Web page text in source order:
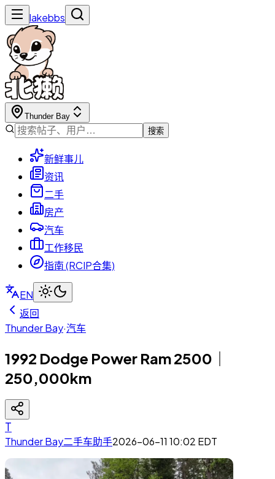
lakebbs
Thunder Bay
搜索
新鲜事儿
资讯
二手
房产
汽车
工作移民
指南 (RCIP合集)
EN
返回
Thunder Bay·汽车
1992 Dodge Power Ram 2500｜
250,000km
T
Thunder Bay二手车助手2026-06-11 10:02 EDT